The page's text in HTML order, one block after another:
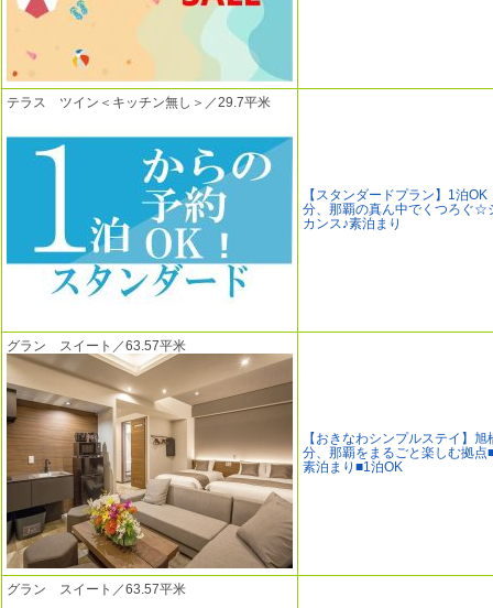
テラス ツイン＜キッチン無し＞／29.7平米
【スタンダードプラン】1泊OK
分、那覇の真ん中でくつろぐ☆
カンス♪素泊まり
グラン スイート／63.57平米
【おきなわシンプルステイ】
分、那覇をまるごと楽しむ拠点
素泊まり■1泊OK
グラン スイート／63.57平米